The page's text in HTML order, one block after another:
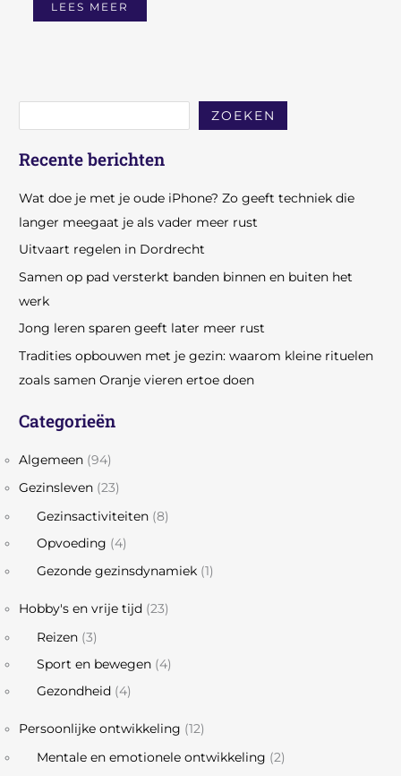
LEES MEER
ZOEKEN
Recente berichten
Wat doe je met je oude iPhone? Zo geeft techniek die
langer meegaat je als vader meer rust
Uitvaart regelen in Dordrecht
Samen op pad versterkt banden binnen en buiten het
werk
Jong leren sparen geeft later meer rust
Tradities opbouwen met je gezin: waarom kleine rituelen
zoals samen Oranje vieren ertoe doen
Categorieën
Algemeen (94)
Gezinsleven (23)
Gezinsactiviteiten (8)
Opvoeding (4)
Gezonde gezinsdynamiek (1)
Hobby's en vrije tijd (23)
Reizen (3)
Sport en bewegen (4)
Gezondheid (4)
Persoonlijke ontwikkeling (12)
Mentale en emotionele ontwikkeling (2)